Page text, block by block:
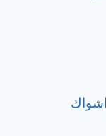
واشواك